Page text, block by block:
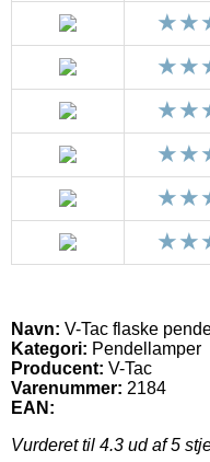
Navn: V-Tac flaske
Kategori: Pendellamper
Producent: V-Tac
Varenummer: 2184
EAN:
Vurderet til 4.3 ud af 5